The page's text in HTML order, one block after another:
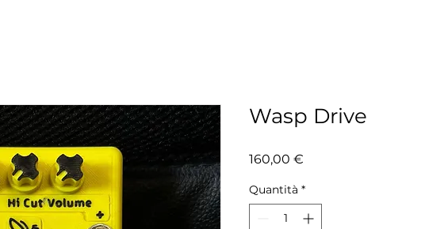
Wasp Drive
160,00 €
Quantità *